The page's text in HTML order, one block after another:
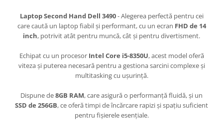
Laptop Second Hand Dell 3490- Alegerea perfectă pentru cei
care caută un laptop fiabil și performant, cu un ecran FHD de 14
inch, potrivit atât pentru muncă, cât și pentru divertisment.
Echipat cu un procesor Intel Core i5-8350U, acest model oferă
viteza și puterea necesară pentru a gestiona sarcini complexe și
multitasking cu ușurință.
Dispune de8GB RAM, care asigură o performanță fluidă, și un
SSD de 256GB, ce oferă timpi de încărcare rapizi și spațiu suficient
pentru fișierele esențiale.